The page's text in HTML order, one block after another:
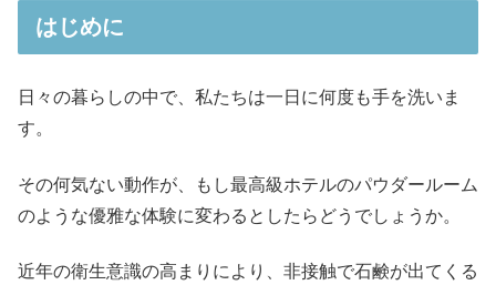
はじめに
日々の暮らしの中で、私たちは一日に何度も手を洗いま
す。
その何気ない動作が、もし最高級ホテルのパウダールーム
のような優雅な体験に変わるとしたらどうでしょうか。
近年の衛生意識の高まりにより、非接触で石鹸が出てくる